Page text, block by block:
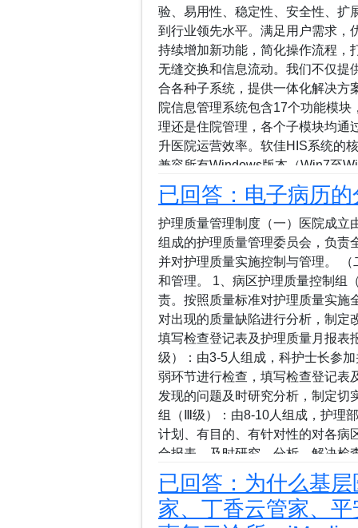
验、易用性、稳定性、安全性、扩
到行业领先水平。满足用户需求，
持续增加新功能，简化操作流程，
无缝交换和信息流动。我们不仅提
合各种子系统，提供一体化解决方
院信息管理系统包含17个功能模
理还是住院管理，各个子模块均通
升医院运营效率。软佳HIS系统的
兼容所有Windows版本（Win7至
让您轻松管理医院信息化系统。2.
块，采用面向对象的开发方式，优
3. 无限安装节点，透明收费每个模
的功能，保护您的投资，实现透明
放的数据库，可与其他系统无缝对
集成内置医保和新农合接口，确保
合业务。6. 医技/辅助科室模块创
声、内窥镜等系统，实现医技报告
支持提供...
已回答：电子病历
护理质量管理制度（一）医院成立
组成的护理质量管理委员会，负责
并对护理质量实施控制与管理。
和管理。 1、病区护理质量控制组
责。按照质量标准对护理质量实施
对出现的质量缺陷进行分析，制定
填写检查登记表及护理质量月报表
级）：由3-5人组成，科护士长参
弱环节进行检查，填写检查登记表
发现的问题及时研究分析，制定切
组（Ⅲ级）：由8-10人组成，护理
计划、有目的、有针对性的对各病
合报表。及时研究、分析、解决检
结果，提出整改意见，限期整改。
组，由主管护师以上人员承担负责
单、医嘱单、护理记录单、手术护
已回答：为什么基
家、丁香云管家、